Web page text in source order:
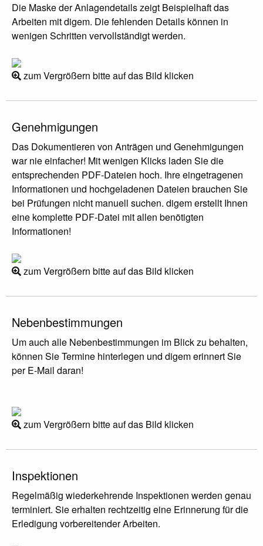
Die Maske der Anlagendetails zeigt Beispielhaft das
Arbeiten mit digem. Die fehlenden Details können in
wenigen Schritten vervollständigt werden.
zum Vergrößern bitte auf das Bild klicken
Genehmigungen
Das Dokumentieren von Anträgen und Genehmigungen
war nie einfacher! Mit wenigen Klicks laden Sie die
entsprechenden PDF-Dateien hoch. Ihre eingetragenen
Informationen und hochgeladenen Dateien brauchen Sie
bei Prüfungen nicht manuell suchen. digem erstellt Ihnen
eine komplette PDF-Datei mit allen benötigten
Informationen!
zum Vergrößern bitte auf das Bild klicken
Nebenbestimmungen
Um auch alle Nebenbestimmungen im Blick zu behalten,
können Sie Termine hinterlegen und digem erinnert Sie
per E-Mail daran!
zum Vergrößern bitte auf das Bild klicken
Inspektionen
Regelmäßig wiederkehrende Inspektionen werden genau
terminiert. Sie erhalten rechtzeitig eine Erinnerung für die
Erledigung vorbereitender Arbeiten.